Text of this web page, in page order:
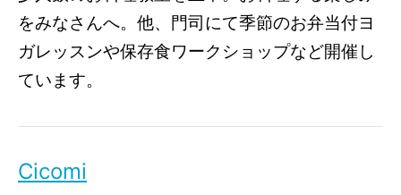
をみなさんへ。他、門司にて季節のお弁当付ヨ
ガレッスンや保存食ワークショップなど開催し
ています。
Cicomi